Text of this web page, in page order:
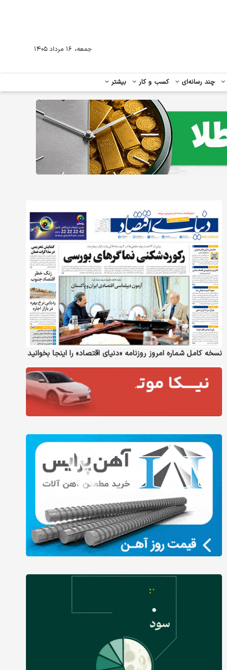
چند رسانه‌ای کسب و کار بیشتر
جمعه، ۱۶ مرداد ۱۴۰۵
نسخه کامل شماره امروز روزنامه «دنیای‌ اقتصاد» را اینجا بخوانید